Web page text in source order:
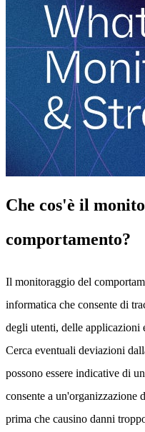
Che cos'è il
comportamento?
Il monitoraggio del
informatica che consente di
degli utenti, delle applicazioni
Cerca eventuali deviazioni
possono essere indicative di
consente a un'organizzazione
prima che causino danni